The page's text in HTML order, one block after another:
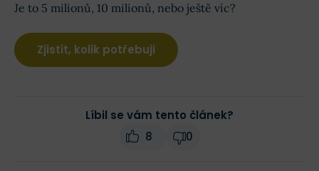
Je to 5 milionů, 10 milionů, nebo ještě víc?
Zjistit, kolik potřebuji
Líbil se vám tento článek?
8
0